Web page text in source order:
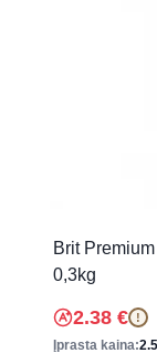
Brit
0,3kg
2.38 € !
Įprasta kaina: